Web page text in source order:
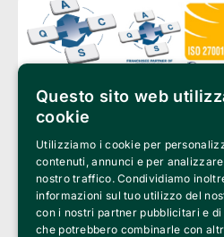
Clappit è un marchio di proprietà di:
Bemils Srl
a Socio Unico
Via Fosse Ardeatine, 4 -20092 Cinisello
PI 05589050961
Iscr. C.C.I.A.A. Milano R.E.A. 1833471
© 2010-2025 Bemils Srl - Tutti i diritti
Questo sito web
cookie
Utilizziamo i cookie per
contenuti, annunci e per
nostro traffico. Condividiamo
informazioni sul tuo utilizzo del
con i nostri partner pubblicitari e di
che potrebbero combinarle con